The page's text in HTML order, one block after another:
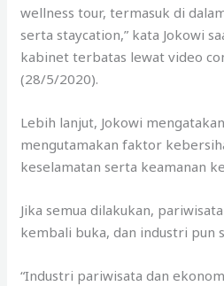
wellness tour, termasuk di
serta staycation,” kata Jokowi
kabinet terbatas lewat video
(28/5/2020).
Lebih lanjut, Jokowi
mengutamakan faktor
keselamatan serta keamanan
Jika semua dilakukan,
kembali buka, dan industri pun
“Industri pariwisata dan